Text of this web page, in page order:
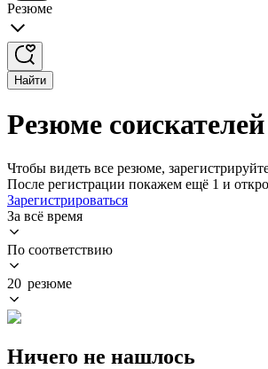
Резюме
Найти
Резюме
Чтобы видеть все резюме,
После регистрации покажем ещё 1 и
Зарегистрироваться
За всё время
По соответствию
20 резюме
Ничего не нашлось